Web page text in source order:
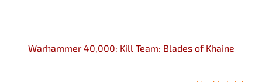
Warhammer 40,000: Kill Team: Blades of Khaine